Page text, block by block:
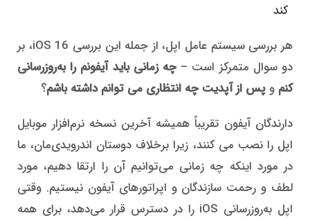
کند
هر بررسی سیستم عامل اپل، از جمله این بررسی iOS 16، بر
دو سوال متمرکز است – چه زمانی باید آیفونم را به‌روزرسانی
کنم و پس از آپدیت چه انتظاری می توانم داشته باشم؟
دارندگان آیفون تقریباً همیشه آخرین نسخه نرم‌افزار موبایل
اپل را نصب می کنند، زیرا برخلاف دوستان اندرویدی‌مان، ما
در مورد اینکه چه زمانی می‌توانیم آن را ارتقا دهیم، مورد
لطف و رحمت سازندگان و اپراتورهای آیفون نیستیم. وقتی
اپل به‌روزرسانی iOS را در دسترس قرار می‌دهد، برای همه